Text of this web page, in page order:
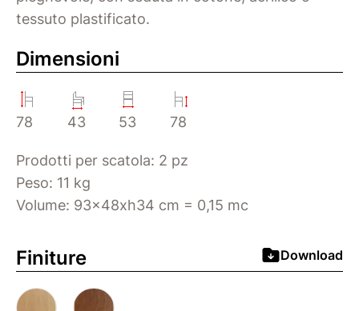
tessuto plastificato.
Dimensioni
78 43 53 78
Prodotti per scatola: 2 pz
Peso: 11 kg
Volume: 93x48xh34 cm = 0,15 mc
Finiture Download